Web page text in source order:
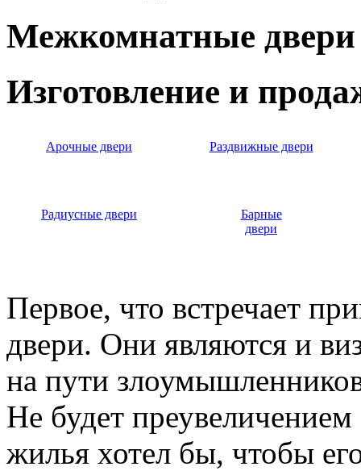
Межкомнатные двери
Изготовление и
Арочные двери Раздвижные двери
Радиусные двери
Барные
двери
Первое, что встречает
двери. Они являются и
на пути
Не будет
жилья хотел бы, чтобы